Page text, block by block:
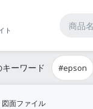
ト
ーワード #epson
図面ファイル